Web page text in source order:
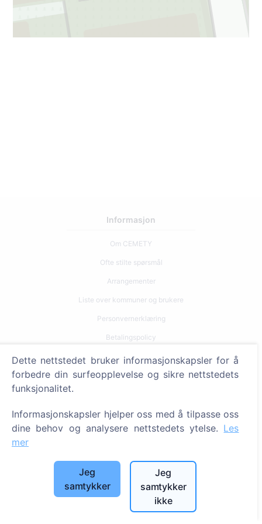
Informasjon
Om CEMETY
Ofte stilte spørsmål
Arrangementer
Liste over kommuner og brukere
Personvernerklæring
Betalingspolicy
Innstillinger for informasjonskapsler
Søk
Søk etter gravplasser
SIA "CEMETY", LV40103618951
Dette nettstedet bruker informasjonskapsler for å
forbedre din surfeopplevelse og sikre nettstedets
funksjonalitet.
Informasjonskapsler hjelper oss med å tilpasse oss
dine behov og analysere nettstedets ytelse. Les
mer
Jeg
samtykker
Jeg
samtykker
ikke